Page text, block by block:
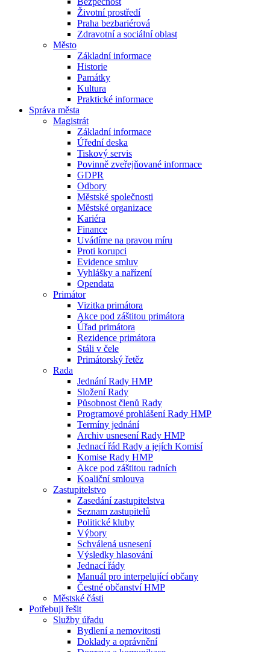
Životní prostředí
Praha bezbariérová
Zdravotní a sociální oblast
Město
Základní informace
Historie
Památky
Kultura
Praktické informace
Správa města
Magistrát
Základní informace
Úřední deska
Tiskový servis
Povinně zveřejňované informace
GDPR
Odbory
Městské společnosti
Městské organizace
Kariéra
Finance
Uvádíme na pravou míru
Proti korupci
Evidence smluv
Vyhlášky a nařízení
Opendata
Primátor
Vizitka primátora
Akce pod záštitou primátora
Úřad primátora
Rezidence primátora
Stáli v čele
Primátorský řetěz
Rada
Jednání Rady HMP
Složení Rady
Působnost členů Rady
Programové prohlášení Rady HMP
Termíny jednání
Archiv usnesení Rady HMP
Jednací řád Rady a jejích Komisí
Komise Rady HMP
Akce pod záštitou radních
Koaliční smlouva
Zastupitelstvo
Zasedání zastupitelstva
Seznam zastupitelů
Politické kluby
Výbory
Schválená usnesení
Výsledky hlasování
Jednací řády
Manuál pro interpelující občany
Čestné občanství HMP
Městské části
Potřebuji řešit
Služby úřadu
Bydlení a nemovitosti
Doklady a oprávnění